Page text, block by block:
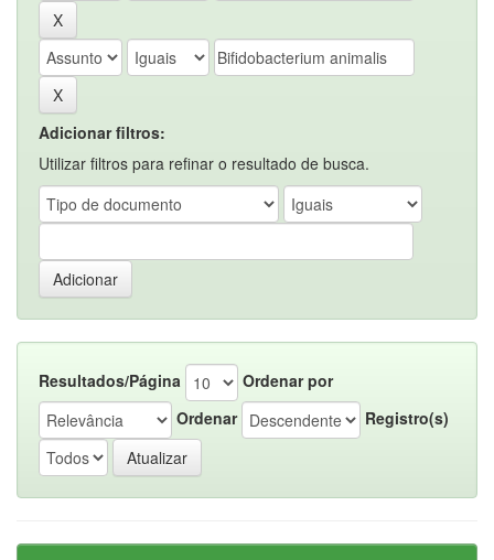
Adicionar filtros:
Utilizar filtros para refinar o resultado de busca.
Resultados/Página
Ordenar por
Ordenar
Registro(s)